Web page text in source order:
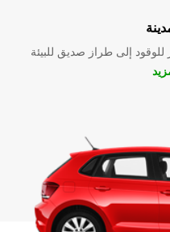
إلى طراز صديق للبيئة